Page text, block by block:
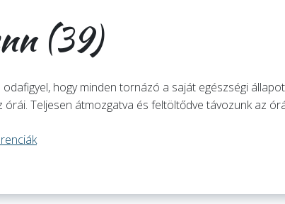
(39)
odafigyel, hogy minden tornázó a saját egészségi
órái. Teljesen átmozgatva és feltöltődve távozunk az